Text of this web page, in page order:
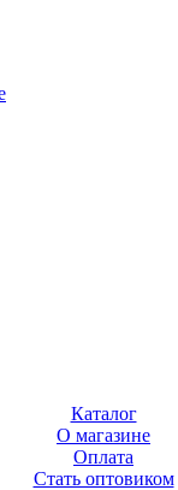
Каталог
О магазине
Оплата
Стать оптовиком